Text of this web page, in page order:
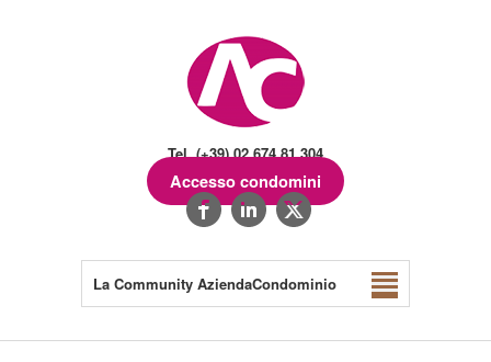
Tel. (+39) 02.674.81.304
Accesso condomini
La Community AziendaCondominio